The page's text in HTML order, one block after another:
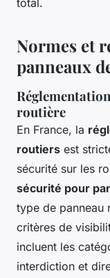
total.
Normes et
panneaux
routière
En France, la
routiers est
sécurité sur les
sécurité pour
type de panneau
critères de
incluent les
interdiction et